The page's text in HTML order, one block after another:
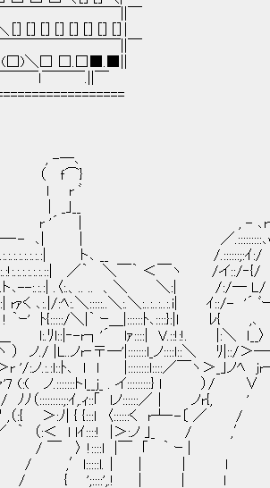
］［］［］［］［］［］|
＼□ □.□■.■||
､ | ＿
⌒} | ,
／
､r―‐- ､ ;::::::::/
／.:::::::::､ｖi::::::::::.､｀
ト､ __ /.::::::;:ｲ:/
／｀ ＼￣｀ ＜￣ヽ /イ::/‐{/ ‐ﾍ
､--:.:.:| .〈:.、.. .. 、＼ ＼:| /:/― L/
､:.|/:ﾍ:.＼:::::..＼:.＼:..:..:..:.i| ｲ::/- '´
ｰ' ﾄ{:::::/＼|｀ ｰ＿|::::::ﾄ､::::}:|ｌ ﾚ{ ,
r┐'´ lｧ::::| V.::!:!. |:＼ ｌ__〉 ｣
|L..ノr‐〒―'|:::::::l_ノ::::l::＼ ﾘ|::/＞――ｧ
r '/:ノ.:.:l::ﾄ､ ｌ ｌ |::::::::l::::／￣ヽ＞_｣
ｧ'7 (:( ノ.:::::::トl__ｊ_ . イ:::::::::}
ﾉﾉ（:::::::::;:ｲ,.ｨ::｢ lノ::::::／｜
ﾉ ,（:{ ＞:ﾉ| { {:::l 〈::::::く r┴‐-〔
（:＜ l lｲ::::! |＞:ノ ｣_ /
| / ￣ 〉 !::::l |￣ ｢ ｀ ｰ |
/ ,′l:::::l.｜ ｜ ｜ l ／
/ { ';::::',.! | | l ／.:::::／!